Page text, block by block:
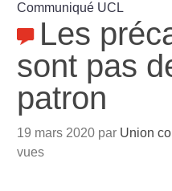
Communiqué UCL
Les
sont pas
patron
19 mars 2020 par Union
vues